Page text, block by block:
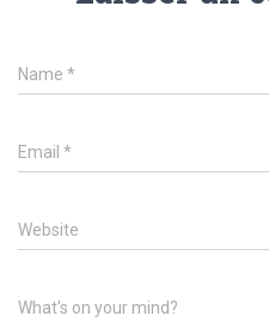
Name *
Email *
Website
What's on your mind?